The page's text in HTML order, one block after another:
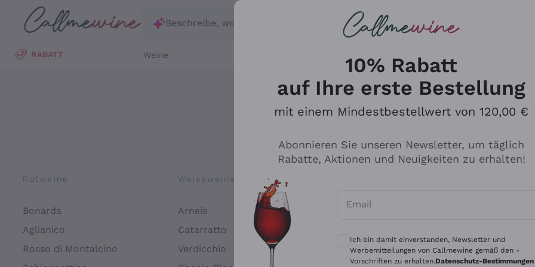
Zum Hauptinhalt springen
Beschreibe, wonach du suchst
RABATT Weine
Rotweine
Bonarda
Aglianico
Rosso di Montalcino
Weissweine
Arneis
Catarratto
Verdicchio
Tenuta San Leonardo
Alessandra Divella
Für
10% Rabatt
auf Ihre erste Bestellung
mit einem Mindestbestellwert von 120,00 €
Abonnieren Sie unseren Newsletter, um täglich
Rabatte, Aktionen und Neuigkeiten zu erhalten!
Email
Optionale Einwilligungen zum Erhalt von
Ich bin damit einverstanden, Newsletter und
Werbemitteilungen von Callmewine gemäß den -
Vorschriften zu erhalten.Datenschutz-Bestimmungen